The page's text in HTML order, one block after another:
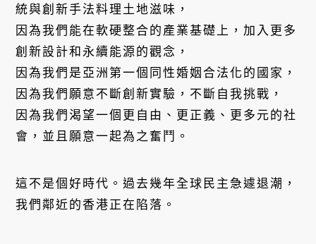
統與創新手法料理土地滋味，
因為我們能在軟硬整合的產業基礎上，加入更多
創新設計和永續能源的觀念，
因為我們是亞洲第一個同性婚姻合法化的國家，
因為我們願意不斷創新實驗，不斷自我挑戰，
因為我們渴望一個更自由、更正義、更多元的社
會，並且願意一起為之奮鬥。
這不是個好時代。過去幾年全球民主急遽退潮，
我們鄰近的香港正在陷落。